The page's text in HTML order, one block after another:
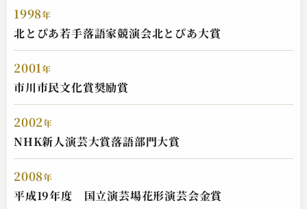
紙入れ
2025.04.03 | 14分
1998年
北とぴあ若手落語家競演会北とぴあ大賞
2001年
市川市民文化賞奨励賞
2002年
NHK新人演芸大賞落語部門大賞
2008年
平成19年度 国立演芸場花形演芸会金賞